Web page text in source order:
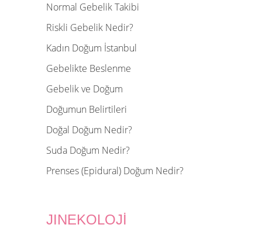
Normal Gebelik Takibi
Riskli Gebelik Nedir?
Kadın Doğum İstanbul
Gebelikte Beslenme
Gebelik ve Doğum
Doğumun Belirtileri
Doğal Doğum Nedir?
Suda Doğum Nedir?
Prenses (Epidural) Doğum Nedir?
JINEKOLOJİ